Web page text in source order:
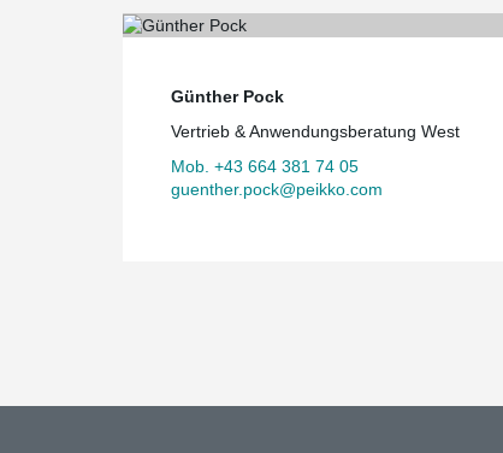
Günther Pock
Vertrieb & Anwendungsberatung West
Mob. +43 664 381 74 05
guenther.pock@peikko.com